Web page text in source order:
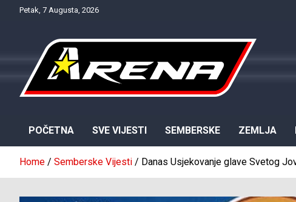
Petak, 7 Augusta, 2026
POČETNA SVE VIJESTI SEMBERSKE ZEMLJA
Home Semberske Vijesti Danas Usjekovanje glave Svetog